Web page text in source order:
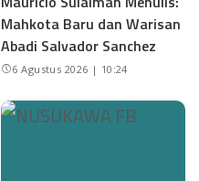
Mahkota Baru dan Warisan
Abadi Salvador Sanchez
6 Agustus 2026 | 10:24